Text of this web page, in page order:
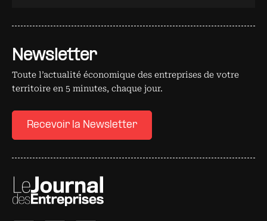
Newsletter
Toute l’actualité économique des entreprises de votre
territoire en 5 minutes, chaque jour.
Recevoir la Newsletter